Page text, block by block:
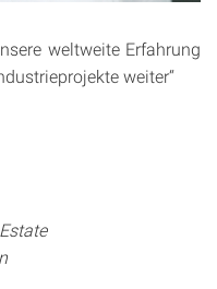
weltweite Erfahrung
weiter“